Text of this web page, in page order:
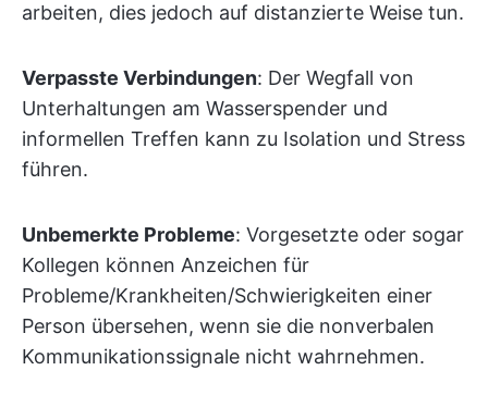
arbeiten, dies jedoch auf distanzierte Weise tun.
Verpasste Verbindungen: Der Wegfall von
Unterhaltungen am Wasserspender und
informellen Treffen kann zu Isolation und Stress
führen.
Unbemerkte Probleme: Vorgesetzte oder sogar
Kollegen können Anzeichen für
Probleme/Krankheiten/Schwierigkeiten einer
Person übersehen, wenn sie die nonverbalen
Kommunikationssignale nicht wahrnehmen.